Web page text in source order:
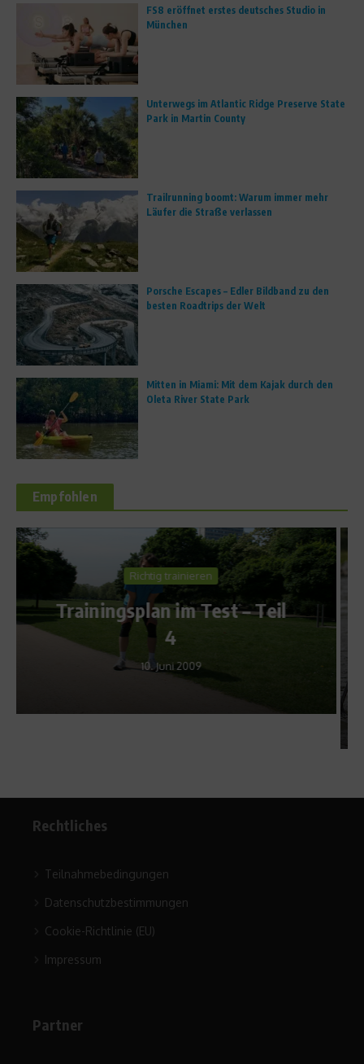
FS8 eröffnet erstes deutsches Studio in
München
Unterwegs im Atlantic Ridge Preserve State
Park in Martin County
Trailrunning boomt: Warum immer mehr
Läufer die Straße verlassen
Porsche Escapes – Edler Bildband zu den
besten Roadtrips der Welt
Mitten in Miami: Mit dem Kajak durch den
Oleta River State Park
Empfohlen
News
ICF Kanu-Freestyle WM:
Dane Jackson dominiert und
holt drei WM-Titel
Rechtliches
Teilnahmebedingungen
Datenschutzbestimmungen
Cookie-Richtlinie (EU)
Impressum
Partner